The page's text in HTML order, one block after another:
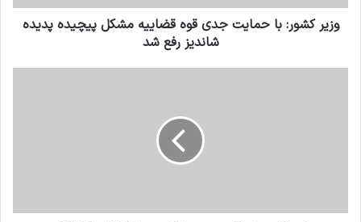
وزیر کشور: با حمایت جدى قوه قضاییه مشکل پیچیده پدیده
شاندیز رفع شد